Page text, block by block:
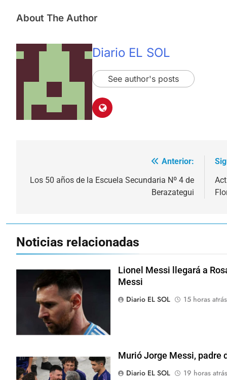
About The Author
Diario EL SOL
See author's posts
de
Anterior:
Los 50 años de la Escuela Secundaria Nº 4 de
Berazategui
Noticias relacionadas
Lionel Messi llegará a
Messi
Diario EL SOL
15 horas atrás
Murió Jorge Messi, padre
Diario EL SOL
19 horas atrás